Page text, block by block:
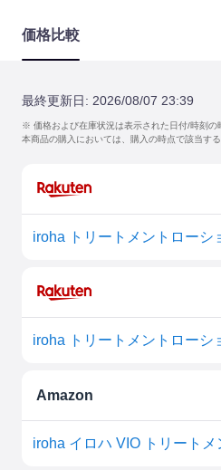
価格比較
最終更新日: 2026/08/07 23:39
※ 価格および在庫状況は表示された日付/時刻の
本商品の購入においては、購入の時点で該当す
Amazon
iroha イロハ VIO トリート